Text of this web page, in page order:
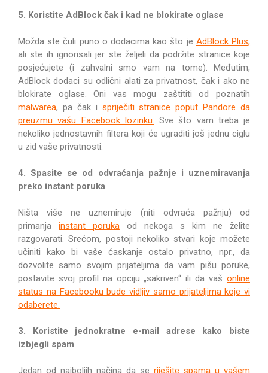
5. Koristite AdBlock čak i kad ne blokirate oglase
Možda ste čuli puno o dodacima kao što je AdBlock Plus,
ali ste ih ignorisali jer ste željeli da podržite stranice koje
posjećujete (i zahvalni smo vam na tome). Međutim,
AdBlock dodaci su odlični alati za privatnost, čak i ako ne
blokirate oglase. Oni vas mogu zaštititi od poznatih
malwarea, pa čak i spriječiti stranice poput Pandore da
preuzmu vašu Facebook lozinku. Sve što vam treba je
nekoliko jednostavnih filtera koji će ugraditi još jednu ciglu
u zid vaše privatnosti.
4. Spasite se od odvraćanja pažnje i uznemiravanja
preko instant poruka
Ništa više ne uznemiruje (niti odvraća pažnju) od
primanja instant poruka
od nekoga s kim ne želite
razgovarati. Srećom, postoji nekoliko stvari koje možete
učiniti kako bi vaše ćaskanje ostalo privatno, npr., da
dozvolite samo svojim prijateljima da vam pišu poruke,
postavite svoj profil na opciju „sakriven“ ili da vaš online
status na Facebooku bude vidljiv samo prijateljima koje vi
odaberete.
3. Koristite jednokratne e-mail adrese kako biste
izbjegli spam
Jedan od najboljih načina da se riješite spama u vašem